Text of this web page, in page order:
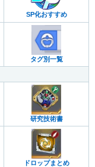
SP化おすすめ
タグ別一覧
研究技術書
ドロップまとめ